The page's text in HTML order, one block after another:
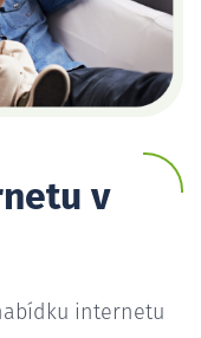
v
internetu